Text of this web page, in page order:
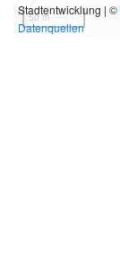
50 m
Stadtentwicklung | ©
Datenquellen